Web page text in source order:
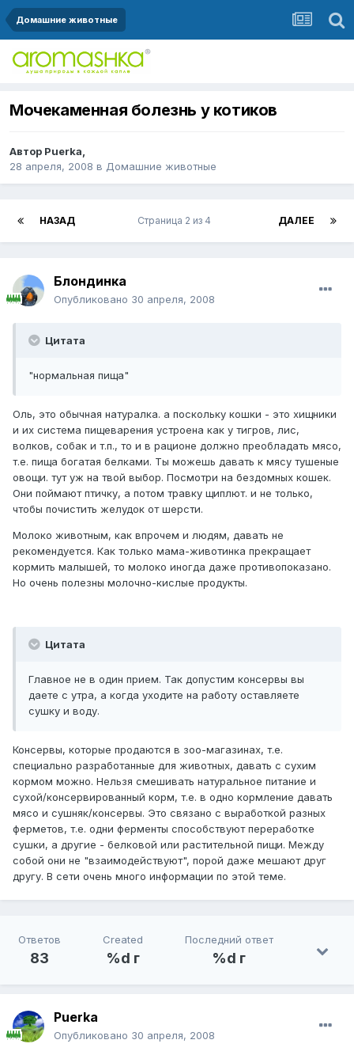
Домашние животные
Мочекаменная болезнь у котиков
Автор Puerka,
28 апреля, 2008 в Домашние животные
НАЗАД ДАЛЕЕ
Страница 2 из 4
Блондинка
Опубликовано 30 апреля, 2008
Цитата
"нормальная пища"
Оль, это обычная натуралка. а поскольку кошки - это хищники
и их система пищеварения устроена как у тигров, лис,
волков, собак и т.п., то и в рационе должно преобладать мясо,
т.е. пища богатая белками. Ты можешь давать к мясу тушеные
овощи. тут уж на твой выбор. Посмотри на бездомных кошек.
Они поймают птичку, а потом травку щиплют. и не только,
чтобы почистить желудок от шерсти.
Молоко животным, как впрочем и людям, давать не
рекомендуется. Как только мама-животинка прекращает
кормить малышей, то молоко иногда даже противопоказано.
Но очень полезны молочно-кислые продукты.
Цитата
Главное не в один прием. Так допустим консервы вы
даете с утра, а когда уходите на работу оставляете
сушку и воду.
Консервы, которые продаются в зоо-магазинах, т.е.
специально разработанные для животных, давать с сухим
кормом можно. Нельзя смешивать натуральное питание и
сухой/консервированный корм, т.е. в одно кормление давать
мясо и сушняк/консервы. Это связано с выработкой разных
ферметов, т.е. одни ферменты способствуют переработке
сушки, а другие - белковой или растительной пищи. Между
собой они не "взаимодействуют", порой даже мешают друг
другу. В сети очень много информации по этой теме.
Ответов
83
Created
%d г
Последний ответ
%d г
Puerka
Опубликовано 30 апреля, 2008